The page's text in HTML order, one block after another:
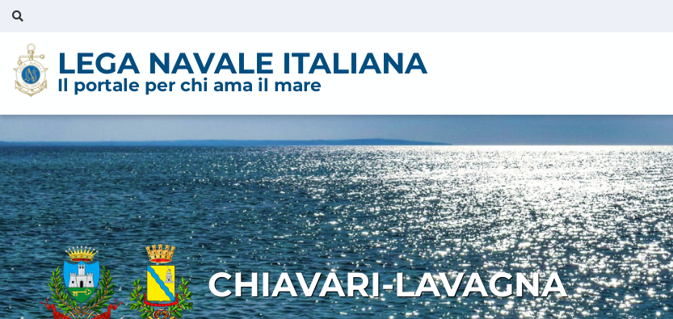
LEGA NAVALE ITALIANA
Il portale per chi ama il mare
CHIAVARI-LAVAGNA